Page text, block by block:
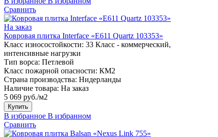
Сравнить
На заказ
Ковровая плитка Interface «E611 Quartz 103353»
Класс износостойкости: 33 Класс - коммерческий,
интенсивные нагрузки
Тип ворса: Петлевой
Класс пожарной опасности: КМ2
Страна производства: Нидерланды
Наличие товара: На заказ
5 069 руб./м2
Купить
В избранное В избранном
Сравнить